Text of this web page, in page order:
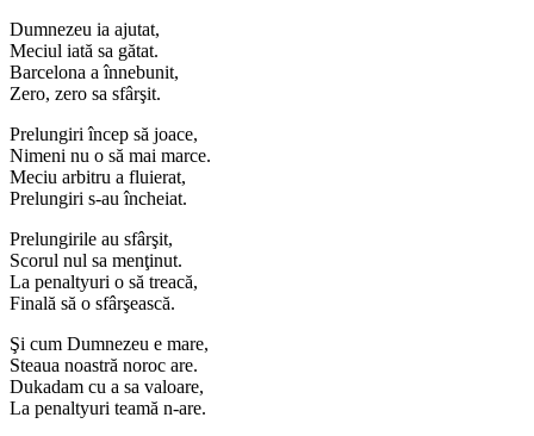
Dumnezeu ia ajutat,
Meciul iată sa gătat.
Barcelona a înnebunit,
Zero, zero sa sfârşit.
Prelungiri încep să joace,
Nimeni nu o să mai marce.
Meciu arbitru a fluierat,
Prelungiri s-au încheiat.
Prelungirile au sfârşit,
Scorul nul sa menţinut.
La penaltyuri o să treacă,
Finală să o sfârşească.
Şi cum Dumnezeu e mare,
Steaua noastră noroc are.
Dukadam cu a sa valoare,
La penaltyuri teamă n-are.